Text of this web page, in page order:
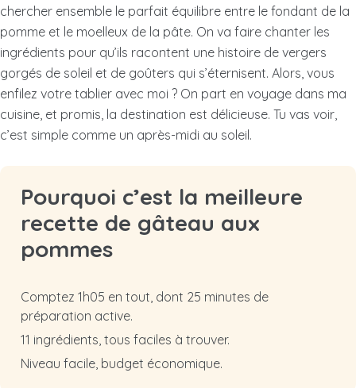
chercher ensemble le parfait équilibre entre le fondant de la
pomme et le moelleux de la pâte. On va faire chanter les
ingrédients pour qu’ils racontent une histoire de vergers
gorgés de soleil et de goûters qui s’éternisent. Alors, vous
enfilez votre tablier avec moi ? On part en voyage dans ma
cuisine, et promis, la destination est délicieuse. Tu vas voir,
c’est simple comme un après-midi au soleil.
Pourquoi c’est la meilleure
recette de gâteau aux
pommes
Comptez 1h05 en tout, dont 25 minutes de
préparation active.
11 ingrédients, tous faciles à trouver.
Niveau facile, budget économique.